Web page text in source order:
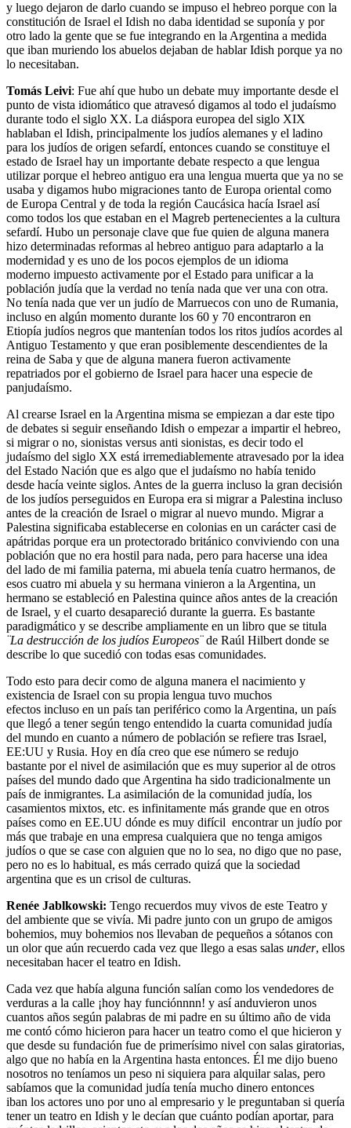
y luego dejaron de darlo cuando se impuso el hebreo porque con la
constitución de Israel el Idish no daba identidad se suponía y por
otro lado la gente que se fue integrando en la Argentina a medida
que iban muriendo los abuelos dejaban de hablar Idish porque ya no
lo necesitaban.
Tomás Leivi: Fue ahí que hubo un debate muy importante desde el
punto de vista idiomático que atravesó digamos al todo el judaísmo
durante todo el siglo XX. La diáspora europea del siglo XIX
hablaban el Idish, principalmente los judíos alemanes y el ladino
para los judíos de origen sefardí, entonces cuando se constituye el
estado de Israel hay un importante debate respecto a que lengua
utilizar porque el hebreo antiguo era una lengua muerta que ya no se
usaba y digamos hubo migraciones tanto de Europa oriental como
de Europa Central y de toda la región Caucásica hacía Israel así
como todos los que estaban en el Magreb pertenecientes a la cultura
sefardí. Hubo un personaje clave que fue quien de alguna manera
hizo determinadas reformas al hebreo antiguo para adaptarlo a la
modernidad y es uno de los pocos ejemplos de un idioma
moderno impuesto activamente por el Estado para unificar a la
población judía que la verdad no tenía nada que ver una con otra.
No tenía nada que ver un judío de Marruecos con uno de Rumania,
incluso en algún momento durante los 60 y 70 encontraron en
Etiopía judíos negros que mantenían todos los ritos judíos acordes al
Antiguo Testamento y que eran posiblemente descendientes de la
reina de Saba y que de alguna manera fueron activamente
repatriados por el gobierno de Israel para hacer una especie de
panjudaísmo.
Al crearse Israel en la Argentina misma se empiezan a dar este tipo
de debates si seguir enseñando Idish o empezar a impartir el hebreo,
si migrar o no, sionistas versus anti sionistas, es decir todo el
judaísmo del siglo XX está irremediablemente atravesado por la idea
del Estado Nación que es algo que el judaísmo no había tenido
desde hacía veinte siglos. Antes de la guerra incluso la gran decisión
de los judíos perseguidos en Europa era si migrar a Palestina incluso
antes de la creación de Israel o migrar al nuevo mundo. Migrar a
Palestina significaba establecerse en colonias en un carácter casi de
apátridas porque era un protectorado británico conviviendo con una
población que no era hostil para nada, pero para hacerse una idea
del lado de mi familia paterna, mi abuela tenía cuatro hermanos, de
esos cuatro mi abuela y su hermana vinieron a la Argentina, un
hermano se estableció en Palestina quince años antes de la creación
de Israel, y el cuarto desapareció durante la guerra. Es bastante
paradigmático y se describe ampliamente en un libro que se titula
¨La destrucción de los judíos Europeos¨de Raúl Hilbert donde se
describe lo que sucedió con todas esas comunidades.
Todo esto para decir como de alguna manera el nacimiento y
existencia de Israel con su propia lengua tuvo muchos
efectos incluso en un país tan periférico como la Argentina, un país
que llegó a tener según tengo entendido la cuarta comunidad judía
del mundo en cuanto a número de población se refiere tras Israel,
EE:UU y Rusia. Hoy en día creo que ese número se redujo
bastante por el nivel de asimilación que es muy superior al de otros
países del mundo dado que Argentina ha sido tradicionalmente un
país de inmigrantes. La asimilación de la comunidad judía, los
casamientos mixtos, etc. es infinitamente más grande que en otros
países como en EE.UU dónde es muy difícil encontrar un judío por
más que trabaje en una empresa cualquiera que no tenga amigos
judíos o que se case con alguien que no lo sea, no digo que no pase,
pero no es lo habitual, es más cerrado quizá que la sociedad
argentina que es un crisol de culturas.
Renée Jablkowski: Tengo recuerdos muy vivos de este Teatro y
del ambiente que se vivía. Mi padre junto con un grupo de amigos
bohemios, muy bohemios nos llevaban de pequeños a sótanos con
un olor que aún recuerdo cada vez que llego a esas salas under, ellos
necesitaban hacer el teatro en Idish.
Cada vez que había alguna función salían como los vendedores de
verduras a la calle ¡hoy hay funciónnnn! y así anduvieron unos
cuantos años según palabras de mi padre en su último año de vida
me contó cómo hicieron para hacer un teatro como el que hicieron y
que desde su fundación fue de primerísimo nivel con salas giratorias,
algo que no había en la Argentina hasta entonces. Él me dijo bueno
nosotros no teníamos un peso ni siquiera para alquilar salas, pero
sabíamos que la comunidad judía tenía mucho dinero entonces
iban los actores uno por uno al empresario y le preguntaban si quería
tener un teatro en Idish y le decían que cuánto podían aportar, para